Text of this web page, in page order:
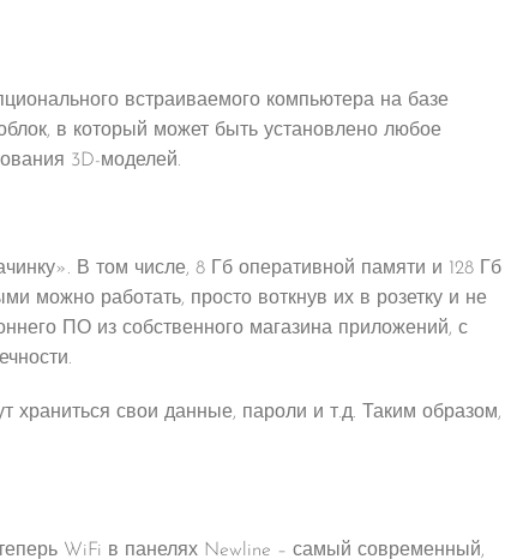
встраиваемого компьютера на базе
в который может быть установлено любое
3D-моделей.
В том числе, 8 Гб оперативной памяти и 128 Гб
можно работать, просто воткнув их в розетку и не
ПО из собственного магазина приложений, с
храниться свои данные, пароли и т.д. Таким образом,
WiFi в панелях Newline – самый современный,